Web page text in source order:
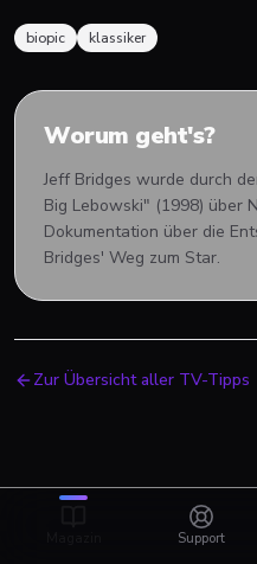
biopic klassiker
Worum geht's?
Jeff Bridges wurde durch
Big Lebowski" (1998) über
Dokumentation über die
Bridges' Weg zum Star.
Zur Übersicht aller TV-Tipps
Support